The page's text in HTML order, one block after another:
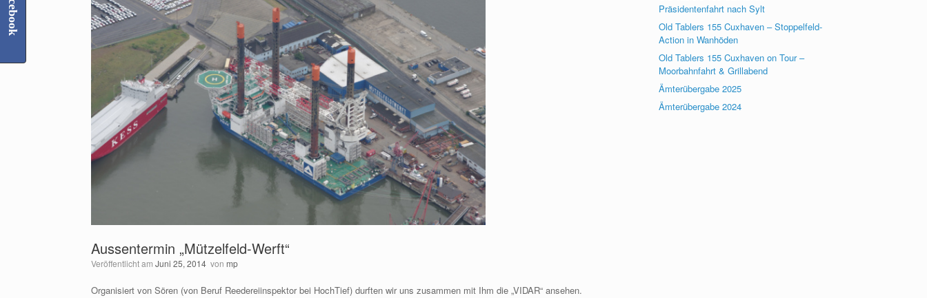
Aussentermin „Mützelfeld-Werft“
Veröffentlicht am Juni 25, 2014 von mp
Organisiert von Sören (von Beruf Reedereiinspektor bei HochTief) durften wir uns zusammen mit Ihm die „VIDAR“ ansehen.
Präsidentenfahrt nach Sylt
Old Tablers 155 Cuxhaven – Stoppelfeld-
Action in Wanhöden
Old Tablers 155 Cuxhaven on Tour –
Moorbahnfahrt & Grillabend
Ämterübergabe 2025
Ämterübergabe 2024